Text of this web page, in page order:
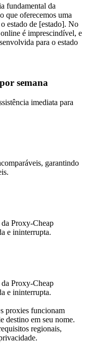
fundamental da
que oferecemos uma
estado de [estado]. No
é imprescindível, e
para o estado
semana
imediata para
garantindo
Proxy-Cheap
e ininterrupta.
Proxy-Cheap
e ininterrupta.
proxies funcionam
destino em seu nome.
regionais,